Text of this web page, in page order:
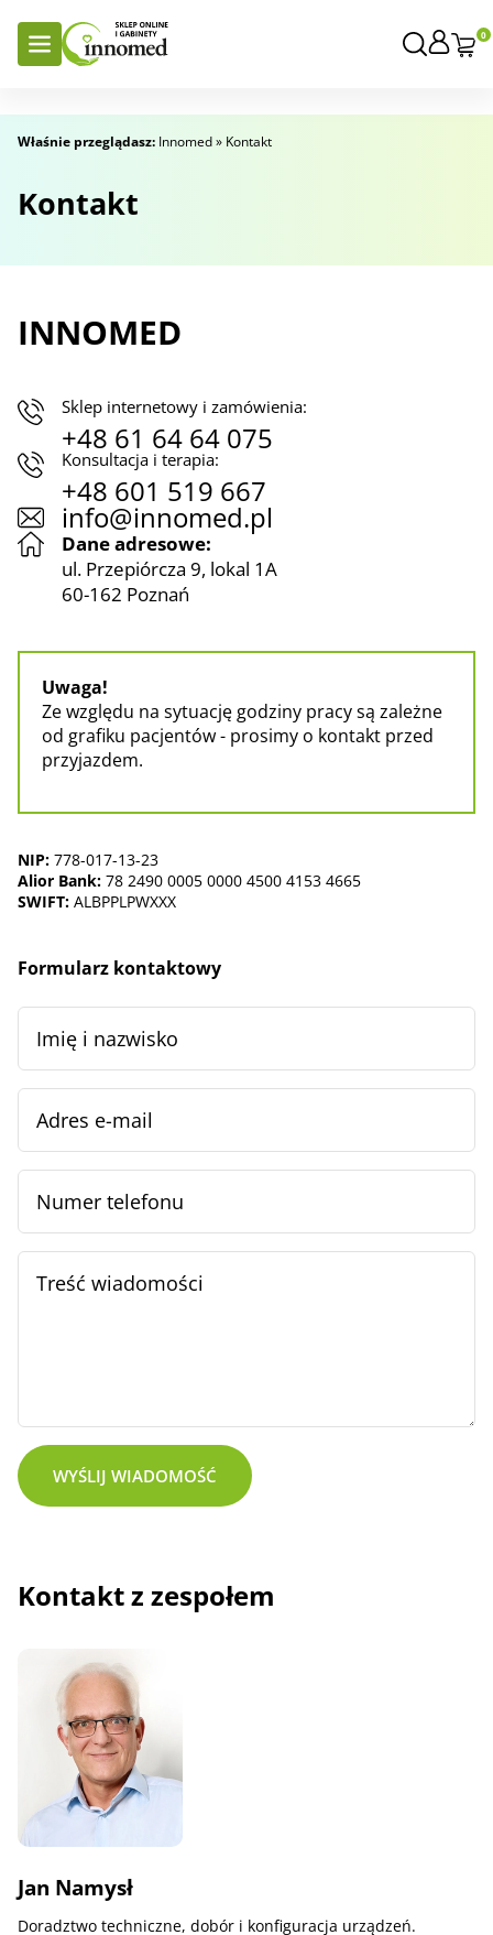
0
Właśnie przeglądasz: Innomed» Kontakt
Kontakt
INNOMED
Sklep internetowy i zamówienia:
+48 61 64 64 075
Konsultacja i terapia:
+48 601 519 667
info@innomed.pl
Dane adresowe:
ul. Przepiórcza 9, lokal 1A
60-162 Poznań
Uwaga!
Ze względu na sytuację godziny pracy są zależne
od grafiku pacjentów - prosimy o kontakt przed
przyjazdem.
NIP: 778-017-13-23
Alior Bank: 78 2490 0005 0000 4500 4153 4665
SWIFT: ALBPPLPWXXX
Formularz kontaktowy
WYŚLIJ WIADOMOŚĆ
Kontakt z zespołem
Jan Namysł
Doradztwo techniczne, dobór i konfiguracja urządzeń.